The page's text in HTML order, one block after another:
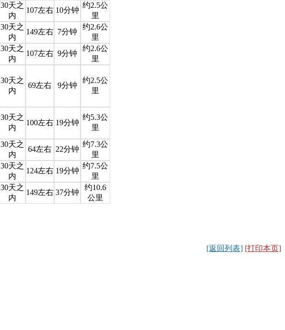
30天之
内
107左右 10分钟
约2.5公
里
30天之
内
149左右 7分钟
约2.6公
里
30天之
内
107左右 9分钟
约2.6公
里
30天之
内
69左右 9分钟
约2.5公
里
30天之
内
100左右 19分钟
约5.3公
里
30天之
内
64左右 22分钟
约7.3公
里
30天之
内
124左右 19分钟
约7.5公
里
30天之
内
149左右 37分钟
约10.6
公里
[返回列表] [打印本页]